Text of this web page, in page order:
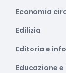
Economia
Edilizia
Editoria e
Educazione